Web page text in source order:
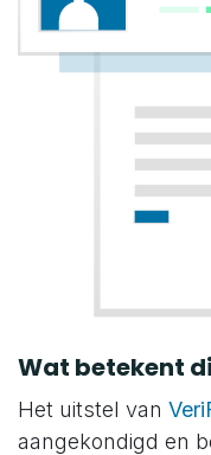
Wat betekent
Het uitstel van
aangekondigd en